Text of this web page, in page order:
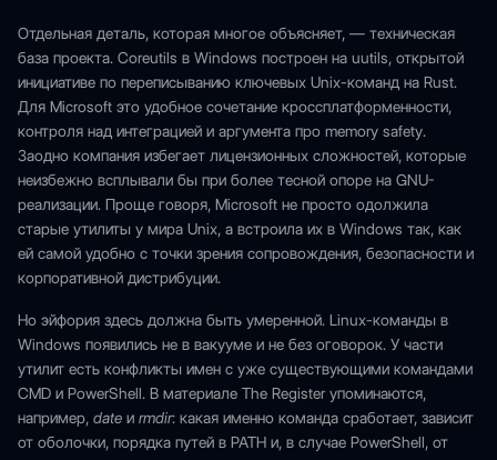
Отдельная деталь, которая многое объясняет, — техническая
база проекта. Coreutils в Windows построен на uutils, открытой
инициативе по переписыванию ключевых Unix-команд на Rust.
Для Microsoft это удобное сочетание кроссплатформенности,
контроля над интеграцией и аргумента про memory safety.
Заодно компания избегает лицензионных сложностей, которые
неизбежно всплывали бы при более тесной опоре на GNU-
реализации. Проще говоря, Microsoft не просто одолжила
старые утилиты у мира Unix, а встроила их в Windows так, как
ей самой удобно с точки зрения сопровождения, безопасности и
корпоративной дистрибуции.
Но эйфория здесь должна быть умеренной. Linux-команды в
Windows появились не в вакууме и не без оговорок. У части
утилит есть конфликты имен с уже существующими командами
CMD и PowerShell. В материале The Register упоминаются,
например, date и rmdir: какая именно команда сработает, зависит
от оболочки, порядка путей в PATH и, в случае PowerShell, от